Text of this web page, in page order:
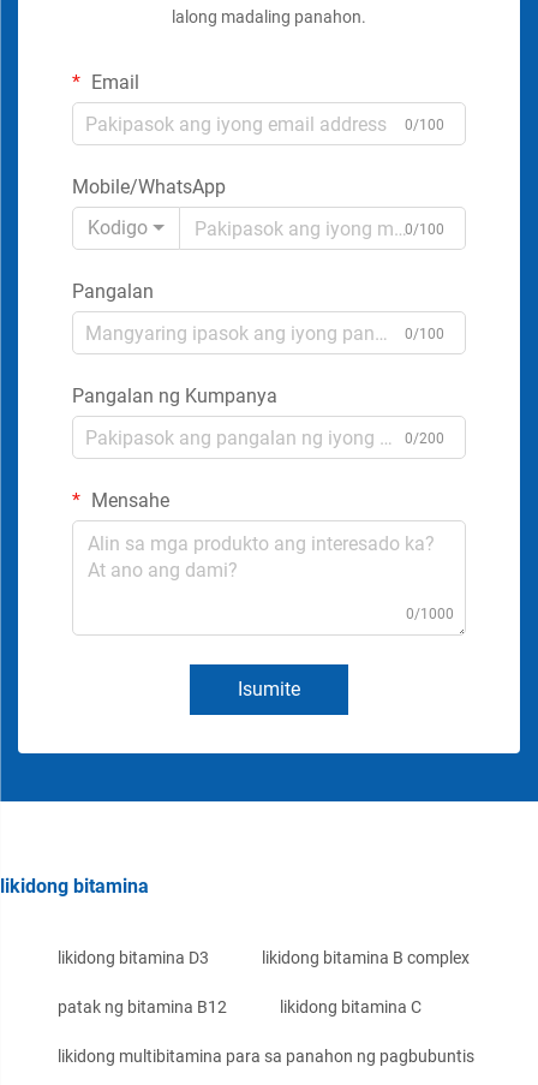
lalong madaling panahon.
Email
0/100
Mobile/WhatsApp
Kodigo
0/100
Pangalan
0/100
Pangalan ng Kumpanya
0/200
Mensahe
0/1000
Isumite
likidong bitamina
likidong bitamina D3 likidong bitamina B complex
patak ng bitamina B12 likidong bitamina C
likidong multibitamina para sa panahon ng pagbubuntis